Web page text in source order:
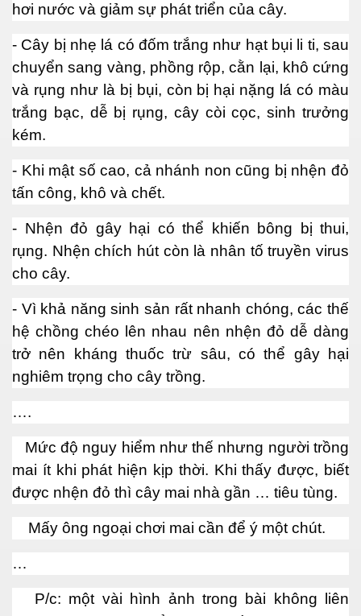
hơi nước và giảm sự phát triển của cây.
- Cây bị nhẹ lá có đốm trắng như hạt bụi li ti, sau
chuyển sang vàng, phồng rộp, cằn lại, khô cứng
và rụng như là bị bụi, còn bị hại nặng lá có màu
trắng bạc, dễ bị rụng, cây còi cọc, sinh trưởng
kém.
- Khi mật số cao, cả nhánh non cũng bị nhện đỏ
tấn công, khô và chết.
- Nhện đỏ gây hại có thể khiến bông bị thui,
rụng. Nhện chích hút còn là nhân tố truyền virus
cho cây.
- Vì khả năng sinh sản rất nhanh chóng, các thế
hệ chồng chéo lên nhau nên nhện đỏ dễ dàng
trở nên kháng thuốc trừ sâu, có thể gây hại
nghiêm trọng cho cây trồng.
….
Mức độ nguy hiểm như thế nhưng người trồng
mai ít khi phát hiện kịp thời. Khi thấy được, biết
được nhện đỏ thì cây mai nhà gần … tiêu tùng.
Mấy ông ngoại chơi mai cần để ý một chút.
…
P/c: một vài hình ảnh trong bài không liên
2
nay
16
17
18.
19
20
21